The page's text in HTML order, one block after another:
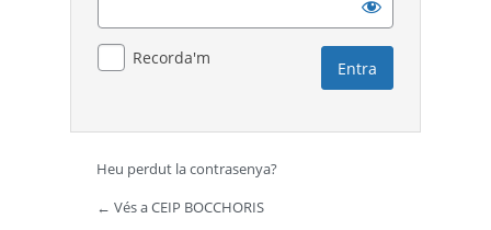
Recorda'm
Heu perdut la contrasenya?
← Vés a CEIP BOCCHORIS